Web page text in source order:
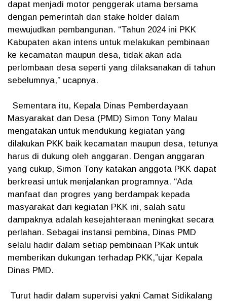
dapat menjadi motor penggerak utama bersama
dengan pemerintah dan stake holder dalam
mewujudkan pembangunan. “Tahun 2024 ini PKK
Kabupaten akan intens untuk melakukan pembinaan
ke kecamatan maupun desa, tidak akan ada
perlombaan desa seperti yang dilaksanakan di tahun
sebelumnya,” ucapnya.
Sementara itu, Kepala Dinas Pemberdayaan
Masyarakat dan Desa (PMD) Simon Tony Malau
mengatakan untuk mendukung kegiatan yang
dilakukan PKK baik kecamatan maupun desa, tetunya
harus di dukung oleh anggaran. Dengan anggaran
yang cukup, Simon Tony katakan anggota PKK dapat
berkreasi untuk menjalankan programnya. “Ada
manfaat dan progres yang berdampak kepada
masyarakat dari kegiatan PKK ini, salah satu
dampaknya adalah kesejahteraan meningkat secara
perlahan. Sebagai instansi pembina, Dinas PMD
selalu hadir dalam setiap pembinaan PKak untuk
memberikan dukungan terhadap PKK,”ujar Kepala
Dinas PMD.
Turut hadir dalam supervisi yakni Camat Sidikalang